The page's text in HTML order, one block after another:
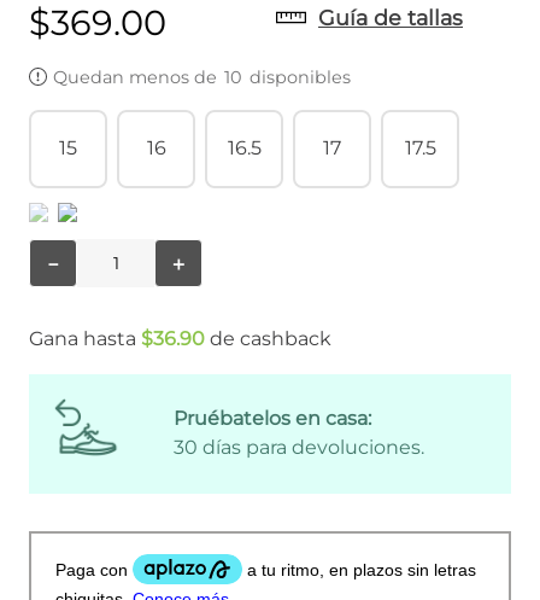
$369.00 Guía de tallas
Quedan menos de 10 disponibles
15 16 16.5 17 17.5
＋
－
Gana hasta $36.90 de cashback
Pruébatelos en casa:
30 días para devoluciones.